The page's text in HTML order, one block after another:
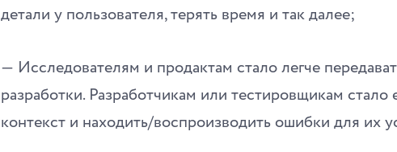
детали у пользователя, терять время и так далее;
― Исследователям и продактам стало легче
разработки. Разработчикам или тестировщикам
контекст и находить/воспроизводить ошибки для их